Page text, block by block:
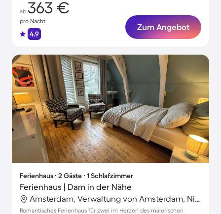
ab 363 €
pro Nacht
4.9
Zum Angebot
Ferienhaus ∙ 2 Gäste ∙ 1 Schlafzimmer
Ferienhaus | Dam in der Nähe
Amsterdam, Verwaltung von Amsterdam, Niederlande
Romantisches Ferienhaus für zwei im Herzen des malerischen